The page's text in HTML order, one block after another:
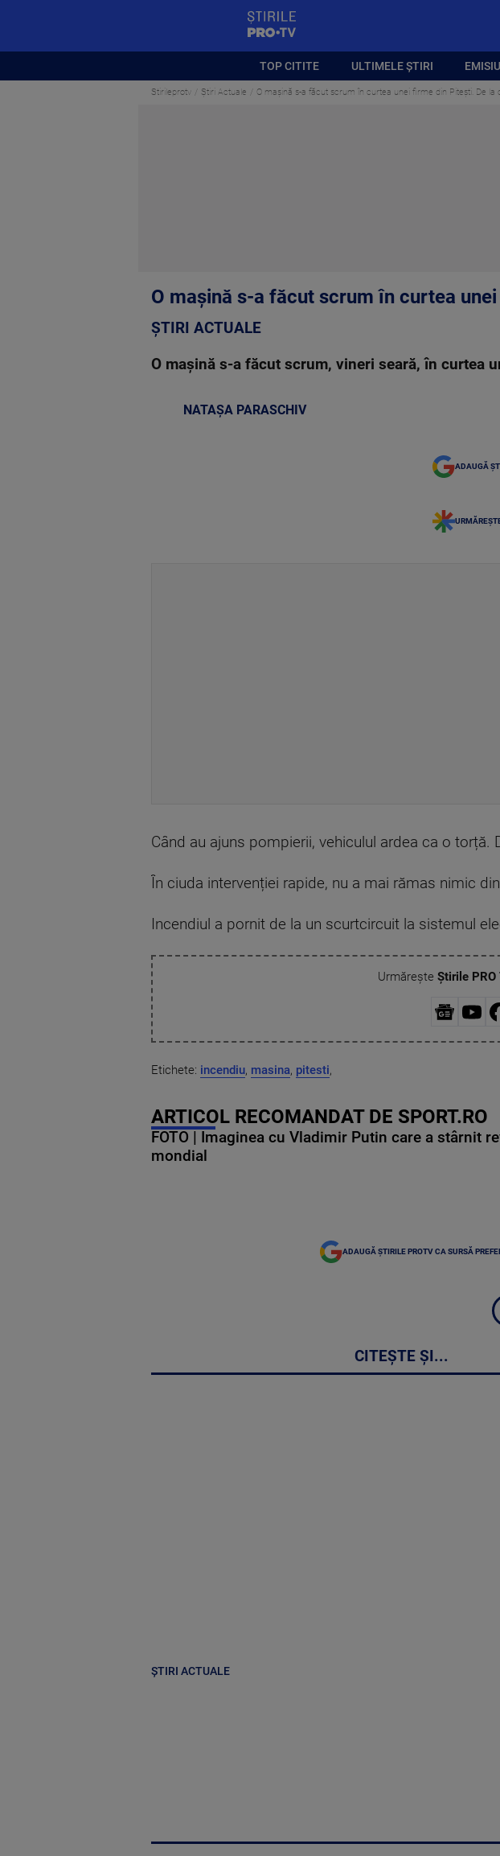
TOP CITITE ULTIMELE ȘTIRI
Stirileprotv Știri Actuale O mașină s-a făcut scrum în curtea unei firme din Pitești. De la
O mașină s-a făcut scrum în curtea
ȘTIRI ACTUALE
O mașină s-a făcut scrum, vineri seară, în curtea
NATAȘA PARASCHIV
ADAUGĂ
Când au ajuns pompierii, vehiculul ardea ca o torță.
În ciuda intervenției rapide, nu a mai rămas nimic
Incendiul a pornit de la un scurtcircuit la sistemul
Urmărește Știrile PRO
Etichete: incendiu, masina, pitesti,
ARTICOL RECOMANDAT DE SPORT.RO
FOTO | Imaginea cu Vladimir Putin care a stârnit
mondial
ADAUGĂ ȘTIRILE PROTV CA SURSĂ
CITEȘTE ȘI...
ȘTIRI ACTUALE